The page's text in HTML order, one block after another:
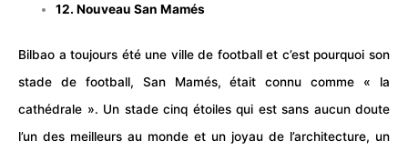
12. Nouveau San Mamés
Bilbao a toujours été une ville de football et c’est pourquoi son
stade de football, San Mamés, était connu comme « la
cathédrale ». Un stade cinq étoiles qui est sans aucun doute
l’un des meilleurs au monde et un joyau de l’architecture, un